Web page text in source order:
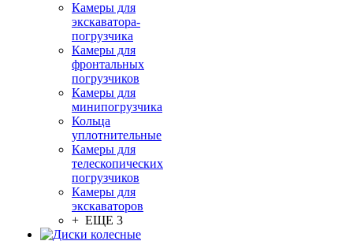
Камеры для
экскаватора-
погрузчика
Камеры для
фронтальных
погрузчиков
Камеры для
минипогрузчика
Кольца
уплотнительные
Камеры для
телескопических
погрузчиков
Камеры для
экскаваторов
+ ЕЩЕ 3